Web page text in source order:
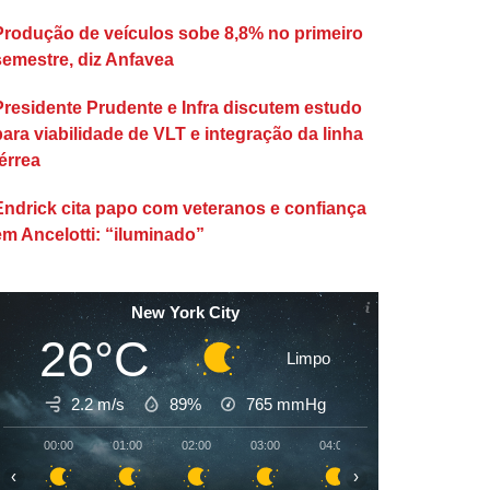
de veículos sobe 8,8% no primeiro
diz Anfavea
Prudente e Infra discutem estudo
viabilidade de VLT e integração da linha
cita papo com veteranos e confiança
Ancelotti: “iluminado”
New York City
26°C Limpo
2.2 m/s 89% 765 mmHg
00:00 01:00 02:00 03:00 04:00
‹ ›